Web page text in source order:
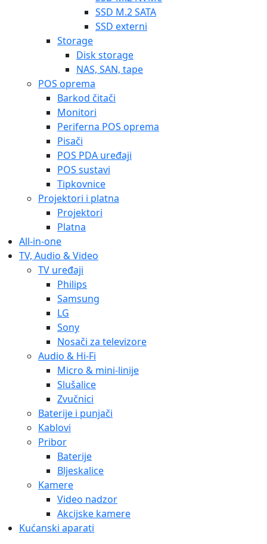
SSD M.2 SATA
SSD externi
Storage
Disk storage
NAS, SAN, tape
POS oprema
Barkod čitači
Monitori
Periferna POS oprema
Pisači
POS PDA uređaji
POS sustavi
Tipkovnice
Projektori i platna
Projektori
Platna
All-in-one
TV, Audio & Video
TV uređaji
Philips
Samsung
LG
Sony
Nosači za televizore
Audio & Hi-Fi
Micro & mini-linije
Slušalice
Zvučnici
Baterije i punjači
Kablovi
Pribor
Baterije
Bljeskalice
Kamere
Video nadzor
Akcijske kamere
Kućanski aparati